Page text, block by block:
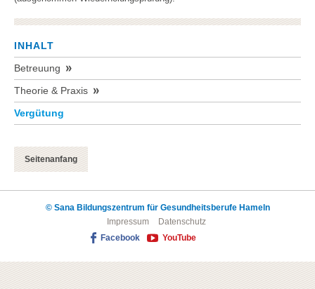
Seitenanfang
INHALT
Betreuung
Theorie & Praxis
Vergütung
© Sana Bildungszentrum für Gesundheitsberufe Hameln
Impressum
Datenschutz
Facebook
YouTube